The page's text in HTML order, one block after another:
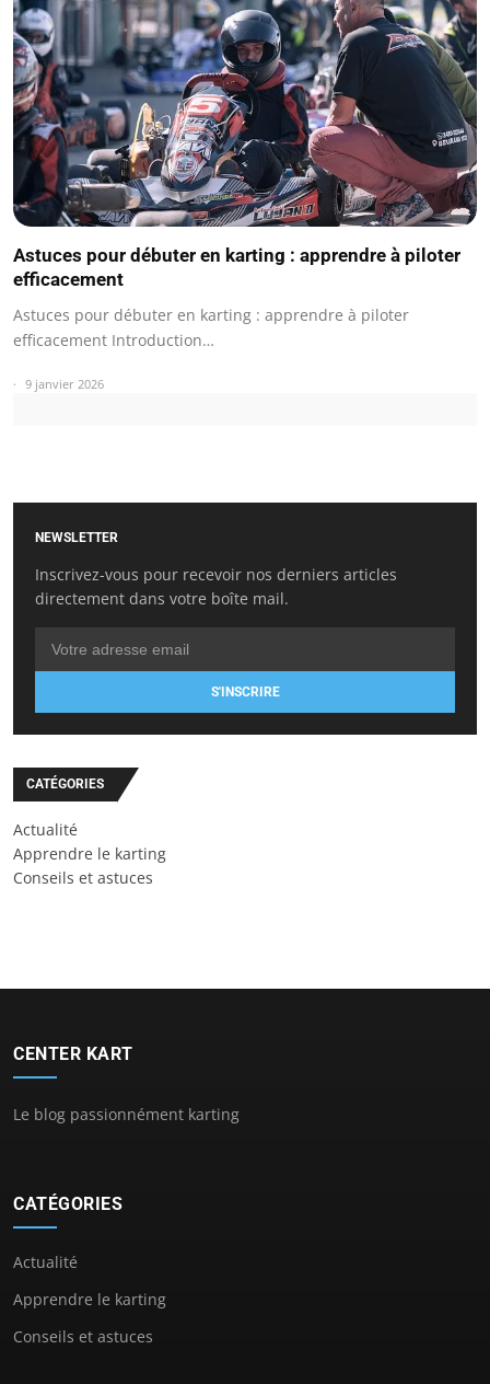
Astuces pour débuter en karting : apprendre à piloter
efficacement
Astuces pour débuter en karting : apprendre à piloter
efficacement Introduction…
9 janvier 2026
NEWSLETTER
Inscrivez-vous pour recevoir nos derniers articles
directement dans votre boîte mail.
S'INSCRIRE
CATÉGORIES
Actualité
Apprendre le karting
Conseils et astuces
CENTER KART
Le blog passionnément karting
CATÉGORIES
Actualité
Apprendre le karting
Conseils et astuces